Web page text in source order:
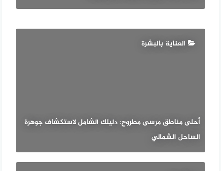
العناية بالبشرة
أحلى مناطق مرسى مطروح: دليلك الشامل لاستكشاف جوهرة
الساحل الشمالي